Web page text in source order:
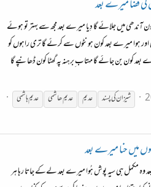
فضا میرے بعد
آندھی میں جلائے گا دِیا میرے بعد مجھ سے بہتر تو ہوئے
ہوا میرے بعد کون ہونٹوں سے کرئے گا تری راہوں کو
کون بن جائے گا مہتاب ِبرہنہ پہ گھٹا کون ڈھانپے گا
شیزان کی پسند عدیم عدیمھاشمی عدیمہاشمی
میں حنا میرے بعد
وہ مکمل ہی سیہ پوش ہُوا میرے بعد لےکے جاتا رہا ہر